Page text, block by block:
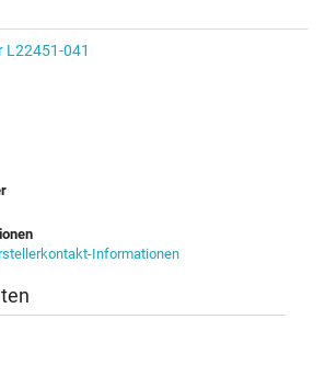
L22451-041
Informationen